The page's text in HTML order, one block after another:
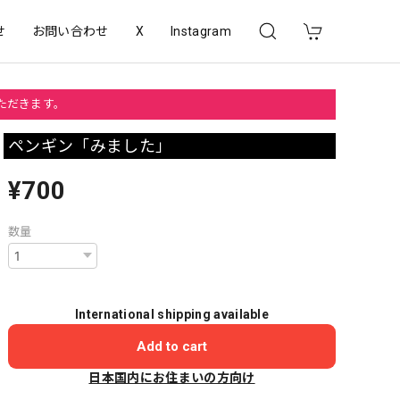
お問い合わせ X Instagram
きます。
ペンギン「みました」
¥700
数量
International shipping available
Add to cart
日本国内にお住まいの方向け